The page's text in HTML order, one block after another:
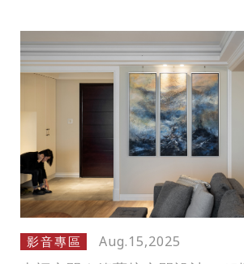
影音專區 Aug.15,2025